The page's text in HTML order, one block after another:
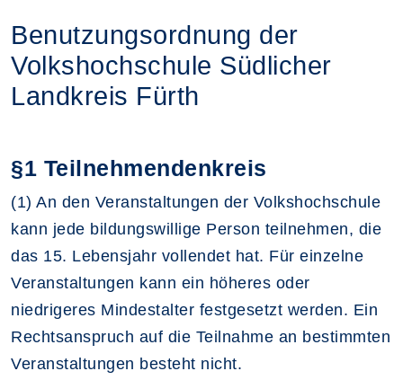
Benutzungsordnung der
Volkshochschule Südlicher
Landkreis Fürth
§1 Teilnehmendenkreis
(1) An den Veranstaltungen der Volkshochschule
kann jede bildungswillige Person teilnehmen, die
das 15. Lebensjahr vollendet hat. Für einzelne
Veranstaltungen kann ein höheres oder
niedrigeres Mindestalter festgesetzt werden. Ein
Rechtsanspruch auf die Teilnahme an bestimmten
Veranstaltungen besteht nicht.